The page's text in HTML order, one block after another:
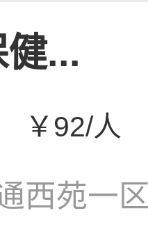
...
￥92/人
西苑一